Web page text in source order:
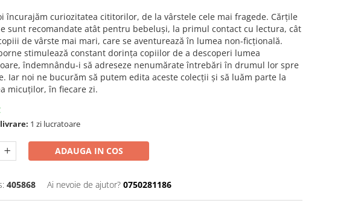
încurajăm curiozitatea cititorilor, de la vârstele cele mai fragede. Cărțile
sunt recomandate atât pentru bebeluși, la primul contact cu lectura, cât
de vârste mai mari, care se aventurează în lumea non-ficțională.
stimulează constant dorința copiilor de a descoperi lumea
îndemnându-i să adreseze nenumărate întrebări în drumul lor spre
Iar noi ne bucurăm să putem edita aceste colecții și să luăm parte la
micuților, în fiecare zi.
1 zi lucratoare
ADAUGA IN COS
405868 Ai nevoie de ajutor? 0750281186